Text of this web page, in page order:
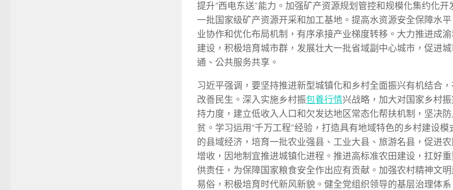
提升“西电东送”能力。加强矿产资源规划管控和规模化集约化开
一批国家级矿产资源开采和加工基地。提高水资源安全保障水
业协作和优化布局机制，有序承接产业梯度转移。大力推进成
建设，积极培育城市群，发展壮大一批省域副中心城市，促进
通、公共服务共享。
习近平强调，要坚持推进新型城镇化和乡村全面振兴有机结合
改善民生。深入实施乡村振包養行情兴战略，加大对国家乡村
持力度，建立低收入人口和欠发达地区常态化帮扶机制，坚决
贫。学习运用“千万工程”经验，打造具有地域特色的乡村建设
的县域经济，培育一批农业强县、工业大县、旅游名县，促进
增收，因地制宜推进城镇化进程。推进高标准农田建设，扛好
供责任，为保障国家粮食安全作出应有贡献。加强农村精神文
易俗，积极培育时代新风新貌。健全党组织领导的基层治理体